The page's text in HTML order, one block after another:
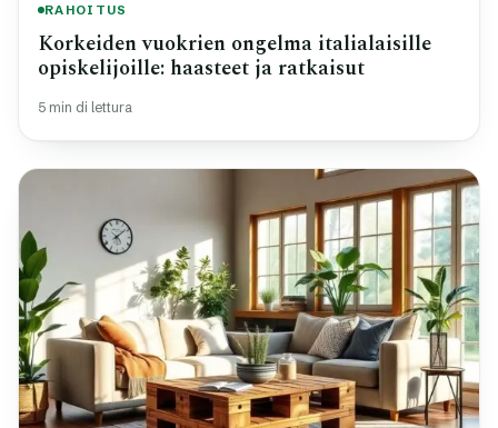
RAHOITUS
Korkeiden vuokrien ongelma italialaisille
opiskelijoille: haasteet ja ratkaisut
5 min di lettura